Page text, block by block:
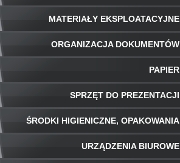
MATERIAŁY EKSPLOATACYJNE
ORGANIZACJA DOKUMENTÓW
PAPIER
SPRZĘT DO PREZENTACJI
ŚRODKI HIGIENICZNE, OPAKOWANIA
URZĄDZENIA BIUROWE